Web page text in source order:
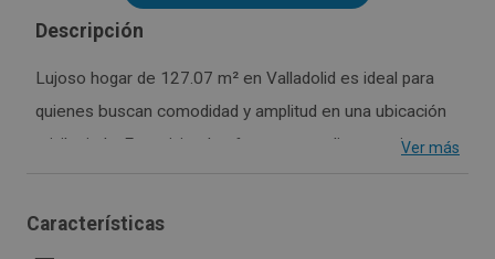
Descripción
Lujoso hogar de 127.07 m² en Valladolid es ideal para
quienes buscan comodidad y amplitud en una ubicación
privilegiada. Esta vivienda ofrece un amplio espacio para
2 baños. Con trastero. Ubicada en la calle Hernando de
Ver más
Características